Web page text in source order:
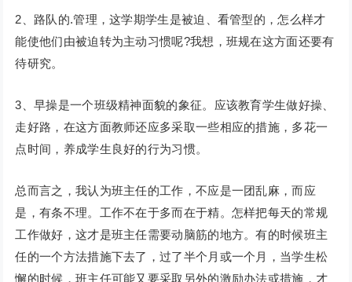
2、路队的.管理，这学期学生是被迫、看管型的，怎么样才
能使他们由被迫转为主动习惯呢?我想，班规在这方面还要有
待研究。
3、早操是一个班级精神面貌的象征。应该教育学生做好操、
走好路，在这方面教师还应多采取一些相应的措施，多花一
点时间，养成学生良好的行为习惯。
总而言之，我认为班主任的工作，不应是一团乱麻，而应
是，有条不理。工作不在于多而在于精。怎样把每天的常规
工作做好，这才是班主任需要动脑筋的地方。有的时候班主
任的一个方法措施下去了，过了半个月或一个月，当学生松
懈的时候，班主任可能又要采取另外的激励办法或措施，才